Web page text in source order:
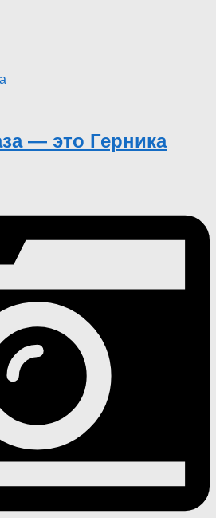
— это Герника